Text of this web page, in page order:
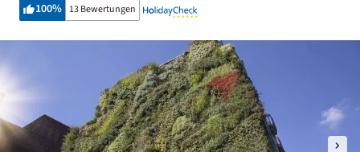
100% 13 Bewertungen